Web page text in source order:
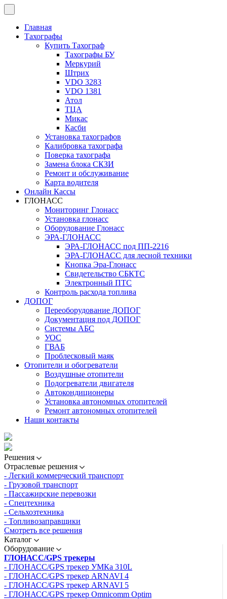
Перейти
к
содержимому
Главная
Тахографы
Купить Тахограф
Тахографы БУ
Меркурий
Штрих
VDO 3283
VDO 1381
Атол
ТЦА
Микас
Касби
Установка тахографов
Калибровка тахографа
Поверка тахографа
Замена блока СКЗИ
Ремонт и обслуживание
Карта водителя
Онлайн Кассы
ГЛОНАСС
Мониторинг Глонасс
Установка глонасс
Оборудование Глонасс
ЭРА-ГЛОНАСС
ЭРА-ГЛОНАСС под ПП-2216
ЭРА-ГЛОНАСС для лесной техники
Кнопка Эра-Глонасс
Свидетельство СБКТС
Электронный ПТС
Контроль расхода топлива
ДОПОГ
Переоборудование ДОПОГ
Документация под ДОПОГ
Системы АБС
УОС
ГВАБ
Проблесковый маяк
Отопители и обогреватели
Воздушные отопители
Подогреватели двигателя
Автокондиционеры
Установка автономных отопителей
Ремонт автономных отопителей
Наши контакты
Решения
Отраслевые решения
- Легкий коммерческий транспорт
- Грузовой транспорт
- Пассажирские перевозки
- Спецтехника
- Сельхозтехника
- Топливозаправщики
Смотреть все решения
Каталог
Оборудование
ГЛОНАСС/GPS трекеры
- ГЛОНАСС/GPS трекер УМКа 310L
- ГЛОНАСС/GPS трекер ARNAVI 4
- ГЛОНАСС/GPS трекер ARNAVI 5
- ГЛОНАСС/GPS трекер Omnicomm Optim